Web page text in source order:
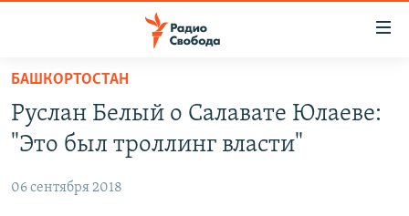
упрощенного
доступа
Вернуться
основному
ПОДКАСТЫ
АВТОРСКИЕ ПРОЕКТЫ
ЦИТАТЫ СВОБОДЫ
БАШКОРТОСТАН
Руслан Белый о Салавате Юлаеве:
"Это был троллинг власти"
06 сентября 2018